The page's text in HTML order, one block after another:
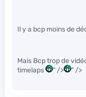
Il y a bcp moins de
Mais Bcp trop de
timelaps
" /> " />